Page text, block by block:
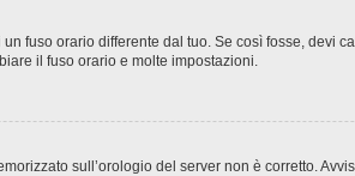
fuso orario differente dal tuo. Se così fosse,
il fuso orario e molte impostazioni.
sull’orologio del server non è corretto.